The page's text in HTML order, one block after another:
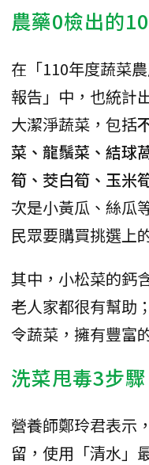
農藥0檢出的
在「110年度蔬菜
報告」中，也統計
大潔淨蔬菜，包括
菜、龍鬚菜、結球
筍、茭白筍、玉米
次是小黃瓜、絲瓜
民眾要購買挑選上
其中，小松菜的鈣
老人家都很有幫助
令蔬菜，擁有豐富
洗菜甩毒3步
營養師鄭玲君表示
留，使用「清水」